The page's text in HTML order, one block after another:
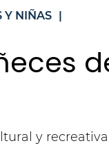
Y NIÑAS |
y